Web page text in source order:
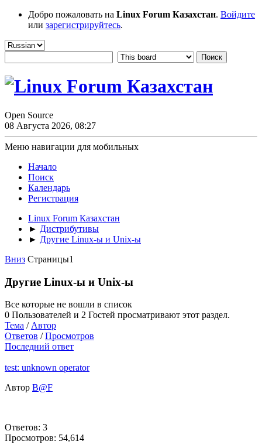
Добро пожаловать на Linux Forum Казахстан. Войдите
или зарегистрируйтесь.
Open Source
08 Августа 2026, 08:27
Меню навигации для мобильных
Начало
Поиск
Календарь
Регистрация
Linux Forum Казахстан
► Дистрибутивы
► Другие Linux-ы и Unix-ы
Вниз Страницы1
Другие Linux-ы и Unix-ы
Все которые не вошли в список
0 Пользователей и 2 Гостей просматривают этот раздел.
Тема / Автор
Ответов /Просмотров
Последний ответ
test: unknown operator
Автор B@F
Ответов: 3
Просмотров: 54,614